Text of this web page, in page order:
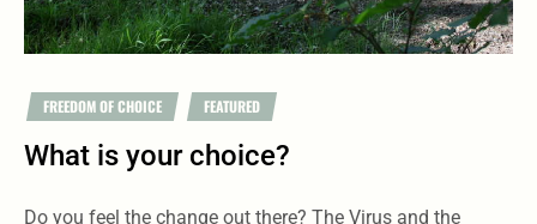
FREEDOM OF CHOICE FEATURED
What is your choice?
Do you feel the change out there? The Virus and the